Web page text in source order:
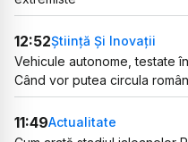
12:52Știință Și Inovații
Vehicule autonome, testate
Când vor putea circula
11:49Actualitate